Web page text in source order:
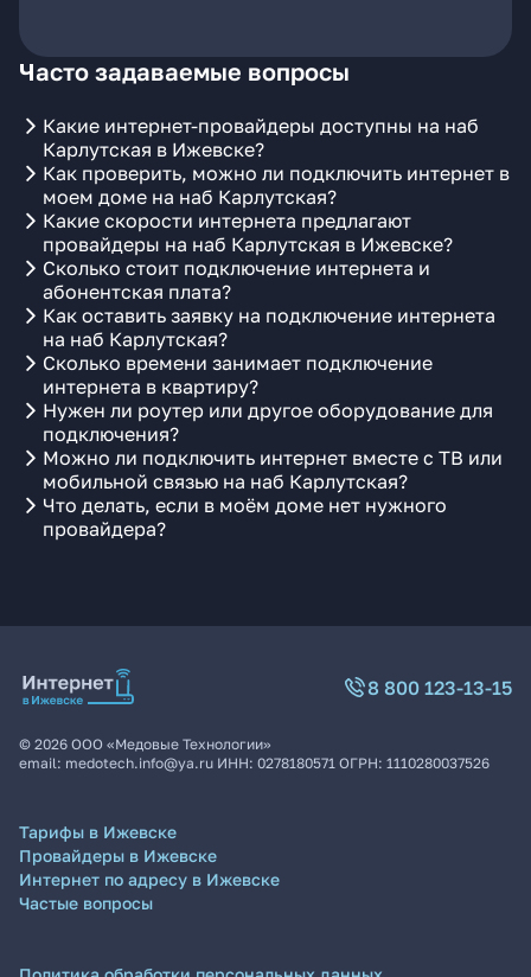
Часто задаваемые вопросы
Какие интернет-провайдеры доступны на наб
Карлутская в Ижевске?
Как проверить, можно ли подключить интернет в
моем доме на наб Карлутская?
Какие скорости интернета предлагают
провайдеры на наб Карлутская в Ижевске?
Сколько стоит подключение интернета и
абонентская плата?
Как оставить заявку на подключение интернета
на наб Карлутская?
Сколько времени занимает подключение
интернета в квартиру?
Нужен ли роутер или другое оборудование для
подключения?
Можно ли подключить интернет вместе с ТВ или
мобильной связью на наб Карлутская?
Что делать, если в моём доме нет нужного
провайдера?
8 800 123-13-15
© 2026 ООО «Медовые Технологии»
email: medotech.info@ya.ru ИНН: 0278180571 ОГРН: 1110280037526
Тарифы в Ижевске
Провайдеры в Ижевске
Интернет по адресу в Ижевске
Частые вопросы